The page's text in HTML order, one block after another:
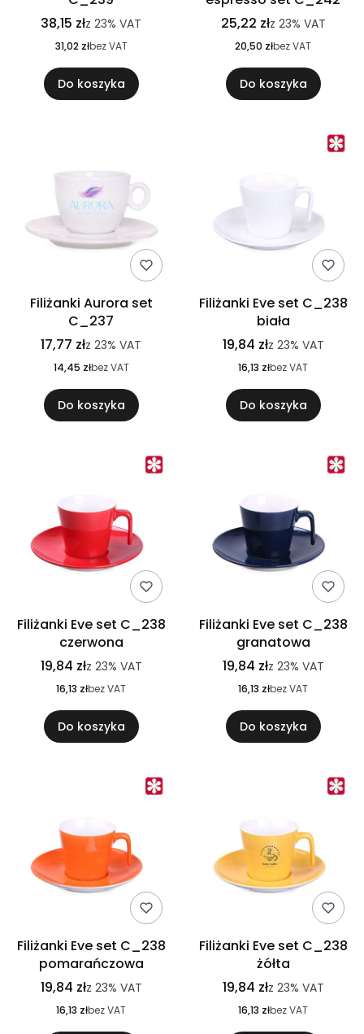
38,15 złz 23% VAT
31,02 złbez VAT
Do koszyka
25,22 złz 23% VAT
20,50 złbez VAT
Do koszyka
Filiżanki Aurora set
C_237
17,77 złz 23% VAT
14,45 złbez VAT
Do koszyka
Filiżanki Eve set C_238
biała
19,84 złz 23% VAT
16,13 złbez VAT
Do koszyka
Filiżanki Eve set C_238
czerwona
19,84 złz 23% VAT
16,13 złbez VAT
Do koszyka
Filiżanki Eve set C_238
granatowa
19,84 złz 23% VAT
16,13 złbez VAT
Do koszyka
Filiżanki Eve set C_238
pomarańczowa
19,84 złz 23% VAT
16,13 złbez VAT
Filiżanki Eve set C_238
żółta
19,84 złz 23% VAT
16,13 złbez VAT